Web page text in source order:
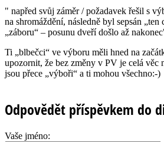
" napřed svůj záměr / požadavek řešil s
na shromáždění, následně byl sepsán „ten
„záboru“ – posunu dveří došlo až
Ti „blbečci“ ve výboru měli hned na
upozornit, že bez změny v PV je celá věc
jsou přece „výboři“ a ti mohou všechno:-)
Odpovědět příspěvkem do
Vaše jméno: